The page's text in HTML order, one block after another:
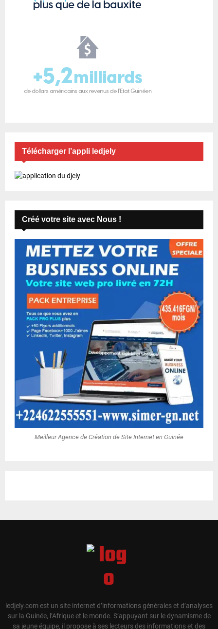
Télécharger l’appli ledjely
Créé votre site avec Nous !
Meilleur Agence de Création de Site Internet en Guinée
ledjely.com est un site internet d’informations générales et d’analyses
sur la Guinée, l’Afrique et le monde. S’appuyant sur le dynamisme de
sa jeune équipe, il propose à ses lecteurs des informations et des